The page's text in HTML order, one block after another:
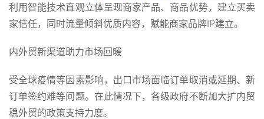
利用智能技术直观立体呈现商家产品、商品优势，建立买卖
家信任，同时流量倾斜优质内容，赋能商家品牌IP建立。
内外贸新渠道助力市场回暖
受全球疫情等因素影响，出口市场面临订单取消或延期、新
订单签约难等问题。在此情况下，各级政府不断加大扩内贸
稳外贸的政策支持力度。